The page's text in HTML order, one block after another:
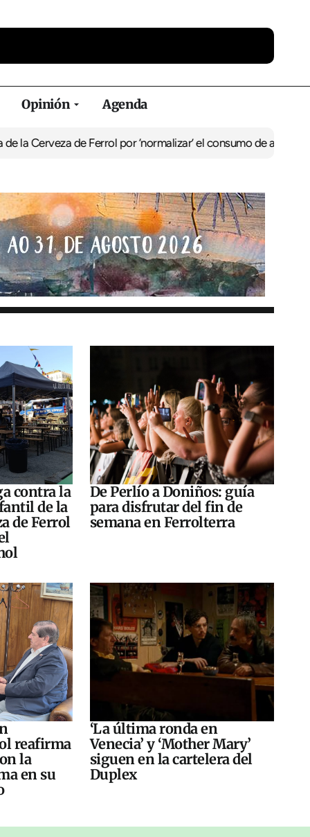
Opinión Agenda
de Ferrol por ‘normalizar’ el consumo de alcoholDe Perlío a
contra la
de la
de Ferrol
De Perlío a Doniños: guía
para disfrutar del fin de
semana en Ferrolterra
reafirma
la
en su
‘La última ronda en
Venecia’ y ‘Mother Mary’
siguen en la cartelera del
Duplex